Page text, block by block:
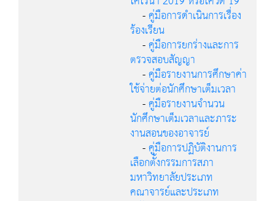
-คู่มือการดำเนินการเรื่อง
ร้องเรียน
-คู่มือการยกร่างและการ
ตรวจสอบสัญญา
-คู่มือรายงานการศึกษาค่า
ใช้จ่ายต่อนักศึกษาเต็มเวลา
-คู่มือรายงานจำนวน
นักศึกษาเต็มเวลาและภาระ
งานสอนของอาจารย์
-คู่มือการปฏิบัติงานการ
เลือกตั้งกรรมการสภา
มหาวิทยาลัยประเภท
คณาจารย์และประเภท